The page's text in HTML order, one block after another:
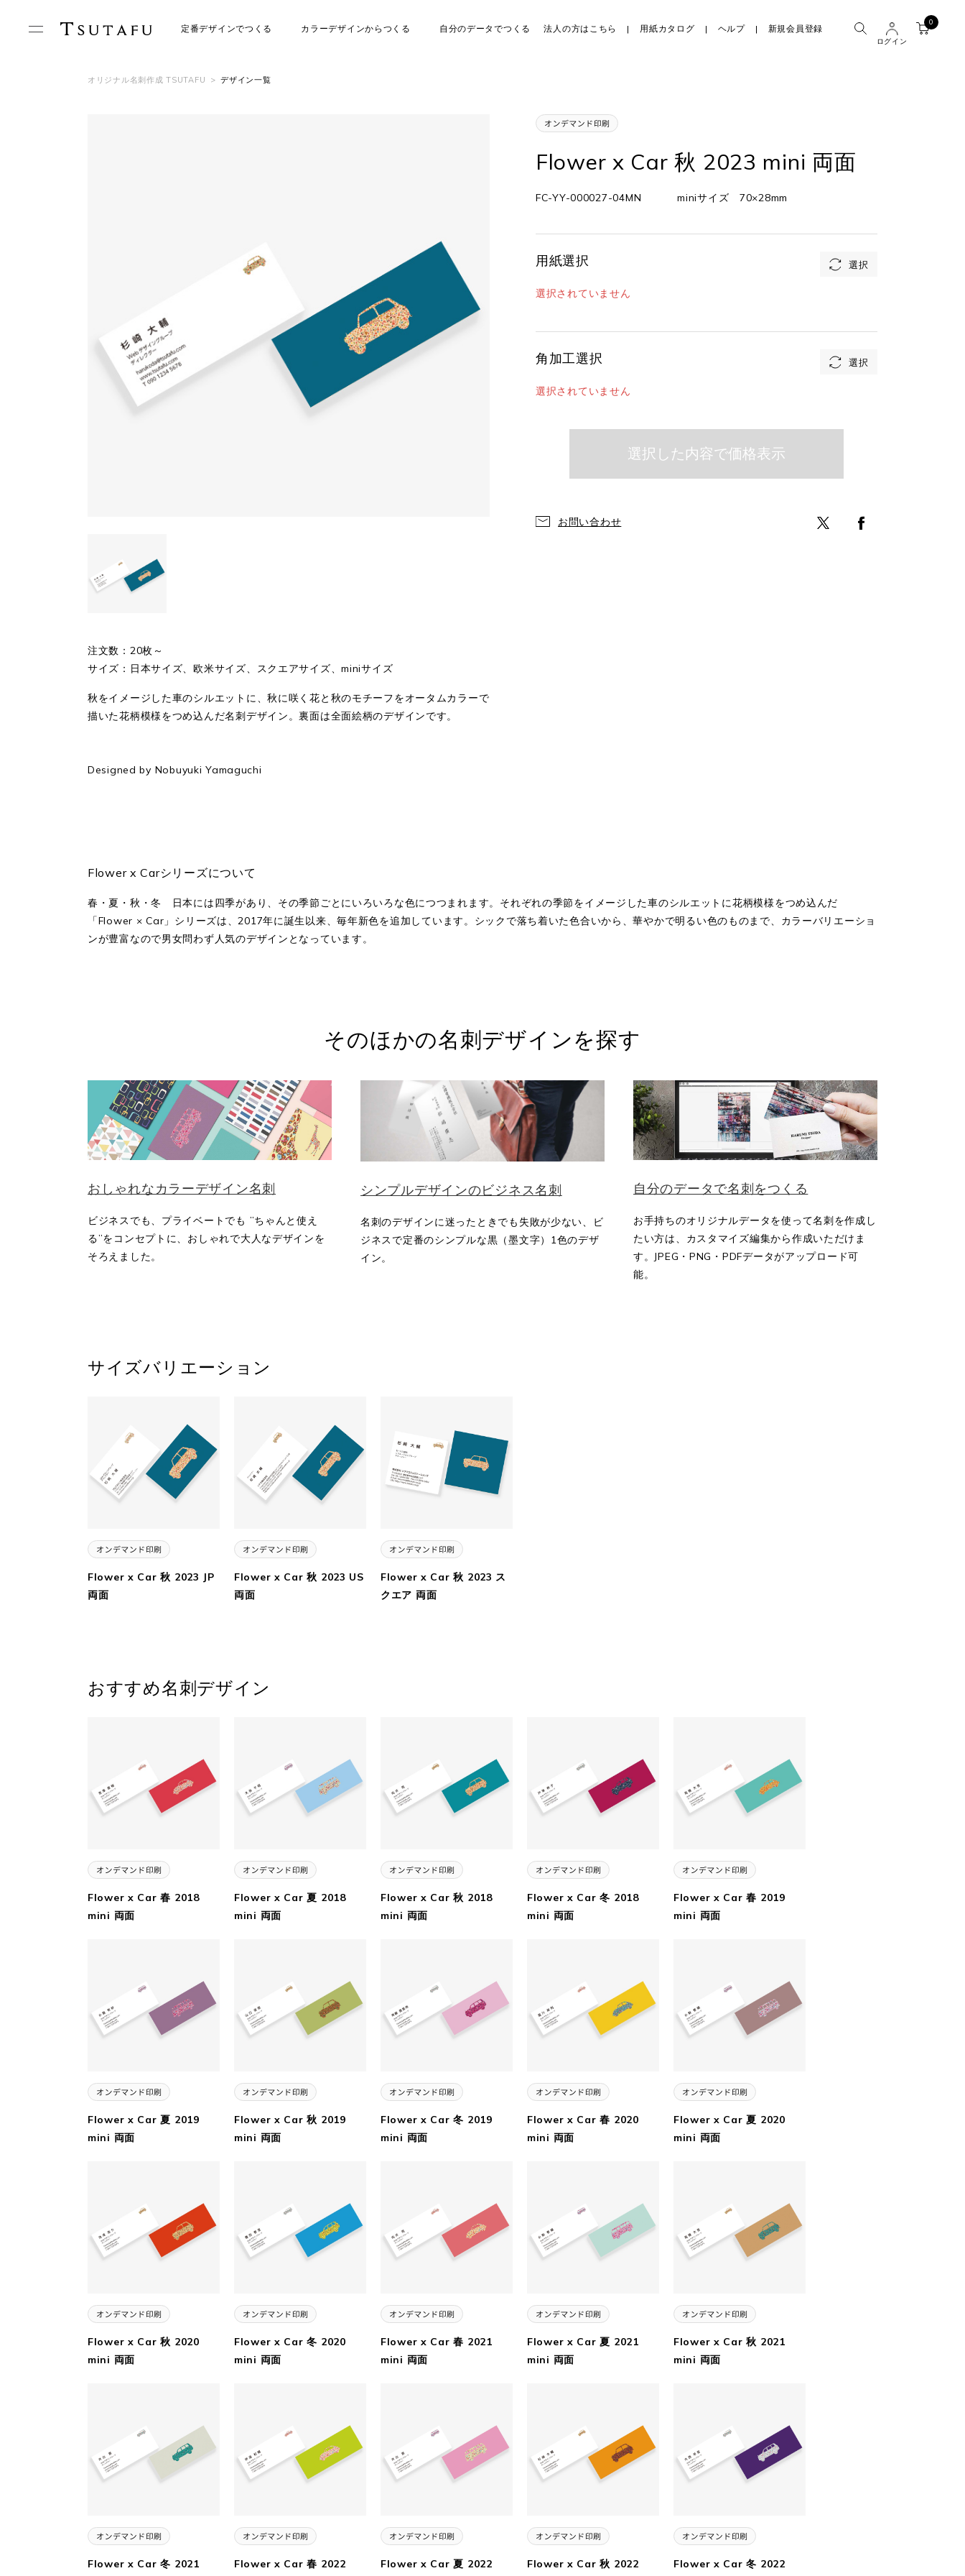
定番デザインでつくる カラーデザインからつくる 自分のデータでつくる 法人の方はこちら 用紙カタログ ヘルプ 新規会員登録
ログイン
0
オリジナル名刺作成 TSUTAFU > デザイン一覧
注文数：20枚～
サイズ：日本サイズ、欧米サイズ、スクエアサイズ、miniサイズ
秋をイメージした車のシルエットに、秋に咲く花と秋のモチーフをオータムカラーで
描いた花柄模様をつめ込んだ名刺デザイン。裏面は全面絵柄のデザインです。
Designed by Nobuyuki Yamaguchi
Flower x Car 秋 2023 mini 両面
FC-YY-000027-04MN miniサイズ 70×28mm
用紙選択
選択されていません
角加工選択
選択されていません
お問い合わせ
Flower x Carシリーズについて
春・夏・秋・冬 日本には四季があり、その季節ごとにいろいろな色につつまれます。それぞれの季節をイメージした車のシルエットに花柄模様をつめ込んだ
「Flower × Car」シリーズは、2017年に誕生以来、毎年新色を追加しています。シックで落ち着いた色合いから、華やかで明るい色のものまで、カラーバリエーショ
ンが豊富なので男女問わず人気のデザインとなっています。
そのほかの名刺デザインを探す
おしゃれなカラーデザイン名刺
ビジネスでも、プライベートでも ”ちゃんと使え
る”をコンセプトに、おしゃれで大人なデザインを
そろえました。
シンプルデザインのビジネス名刺
名刺のデザインに迷ったときでも失敗が少ない、ビ
ジネスで定番のシンプルな黒（墨文字）1色のデザ
イン。
自分のデータで名刺をつくる
お手持ちのオリジナルデータを使って名刺を作成し
たい方は、カスタマイズ編集から作成いただけま
す。JPEG・PNG・PDFデータがアップロード可
能。
サイズバリエーション
Flower x Car 秋 2023 JP
両面
Flower x Car 秋 2023 US
両面
Flower x Car 秋 2023 ス
クエア 両面
おすすめ名刺デザイン
Flower x Car 春 2018
mini 両面
Flower x Car 夏 2018
mini 両面
Flower x Car 秋 2018
mini 両面
Flower x Car 冬 2018
mini 両面
Flower x Car 春 2019
mini 両面
Flower x Car 夏 2019
mini 両面
Flower x Car 秋 2019
mini 両面
Flower x Car 冬 2019
mini 両面
Flower x Car 春 2020
mini 両面
Flower x Car 夏 2020
mini 両面
Flower x Car 秋 2020
mini 両面
Flower x Car 冬 2020
mini 両面
Flower x Car 春 2021
mini 両面
Flower x Car 夏 2021
mini 両面
Flower x Car 秋 2021
mini 両面
Flower x Car 冬 2021
Flower x Car 春 2022
Flower x Car 夏 2022
Flower x Car 秋 2022
Flower x Car 冬 2022